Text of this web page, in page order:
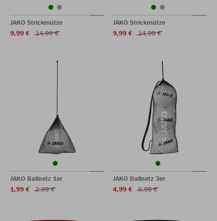
JAKO Strickmütze
9,99 €
14,99 €
JAKO Strickmütze
9,99 €
14,99 €
JAKO Ballnetz 1er
1,99 €
2,99 €
JAKO Ballnetz 3er
4,99 €
6,99 €